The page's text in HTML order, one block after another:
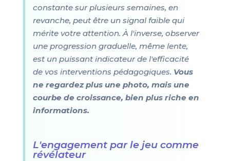
constante sur plusieurs semaines, en
revanche, peut être un signal faible qui
mérite votre attention. À l'inverse, observer
une progression graduelle, même lente,
est un puissant indicateur de l'efficacité
de vos interventions pédagogiques. Vous
ne regardez plus une photo, mais une
courbe de croissance, bien plus riche en
informations.
L'engagement par le jeu comme
révélateur